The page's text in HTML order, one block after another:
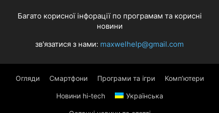
Багато корисної інфорації по програмам та корисні
новини
зв'язатися з нами: maxwelhelp@gmail.com
Огляди Смартфони Програми та ігри Комп’ютери
Новини hi-tech Українська